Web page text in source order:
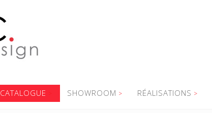
CATALOGUE SHOWROOM RÉALISATIONS